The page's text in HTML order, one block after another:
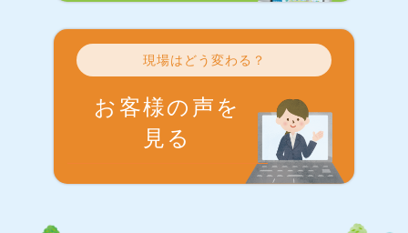
現場はどう変わる？
お客様の声を
見る